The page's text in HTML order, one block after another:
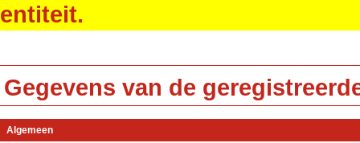
entiteit.
Gegevens van de
Algemeen